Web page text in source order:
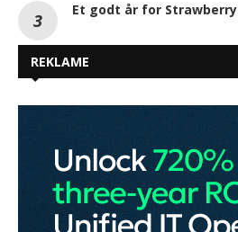
Et godt år for Strawberry
REKLAME